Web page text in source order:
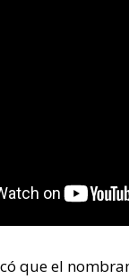
que el